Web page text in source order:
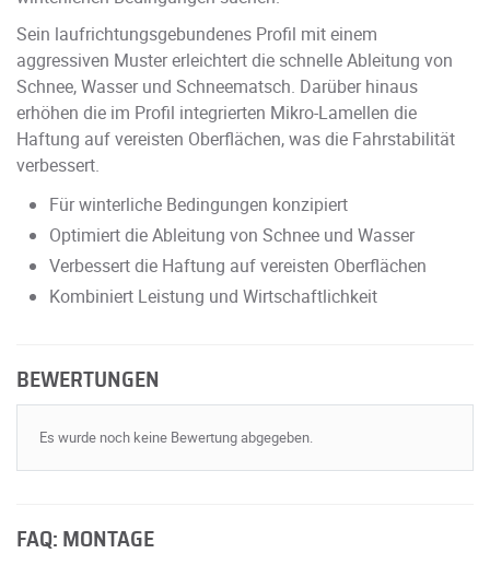
Sein laufrichtungsgebundenes Profil mit einem
aggressiven Muster erleichtert die schnelle Ableitung von
Schnee, Wasser und Schneematsch. Darüber hinaus
erhöhen die im Profil integrierten Mikro-Lamellen die
Haftung auf vereisten Oberflächen, was die Fahrstabilität
verbessert.
Für winterliche Bedingungen konzipiert
Optimiert die Ableitung von Schnee und Wasser
Verbessert die Haftung auf vereisten Oberflächen
Kombiniert Leistung und Wirtschaftlichkeit
BEWERTUNGEN
Es wurde noch keine Bewertung abgegeben.
FAQ: MONTAGE